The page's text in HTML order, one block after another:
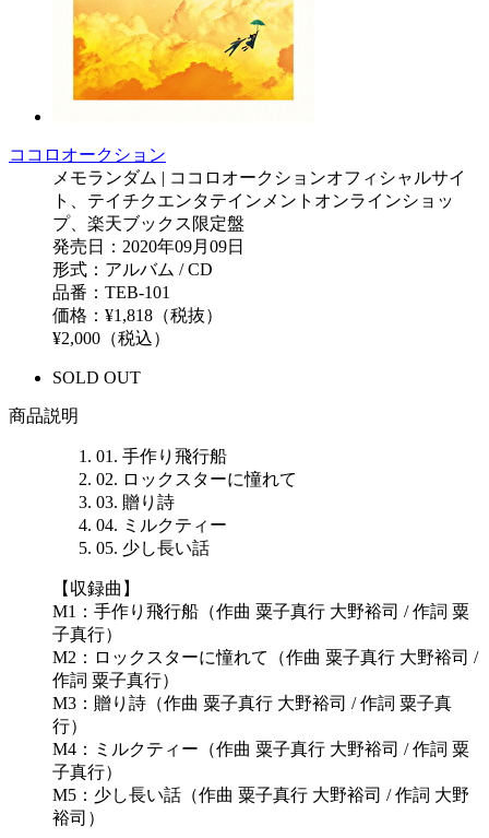
ココロオークション
メモランダム | ココロオークションオフィシャルサイ
ト、テイチクエンタテインメントオンラインショッ
プ、楽天ブックス限定盤
発売日：2020年09月09日
形式：アルバム / CD
品番：TEB-101
価格：¥1,818（税抜）
¥2,000（税込）
SOLD OUT
商品説明
01. 手作り飛行船
02. ロックスターに憧れて
03. 贈り詩
04. ミルクティー
05. 少し長い話
【収録曲】
M1：手作り飛行船（作曲 粟子真行 大野裕司 / 作詞 粟
子真行）
M2：ロックスターに憧れて（作曲 粟子真行 大野裕司 /
作詞 粟子真行）
M3：贈り詩（作曲 粟子真行 大野裕司 / 作詞 粟子真
行）
M4：ミルクティー（作曲 粟子真行 大野裕司 / 作詞 粟
子真行）
M5：少し長い話（作曲 粟子真行 大野裕司 / 作詞 大野
裕司）